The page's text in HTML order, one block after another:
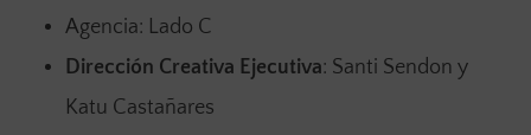
Agencia: Lado C
Dirección Creativa Ejecutiva: Santi Sendon y
Katu Castañares